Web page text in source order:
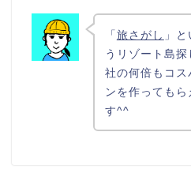
「旅さがし 」
うリゾート島
社の何倍もコス
ンを作ってもら
す^^